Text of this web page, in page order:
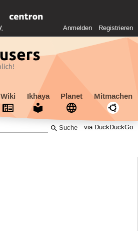
Anmelden Registrieren
Wiki Ikhaya Planet Mitmachen
via DuckDuckGo